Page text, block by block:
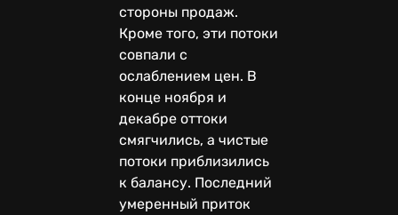
стороны продаж.
Кроме того, эти потоки
совпали с
ослаблением цен. В
конце ноября и
декабре оттоки
смягчились, а чистые
потоки приблизились
к балансу. Последний
умеренный приток